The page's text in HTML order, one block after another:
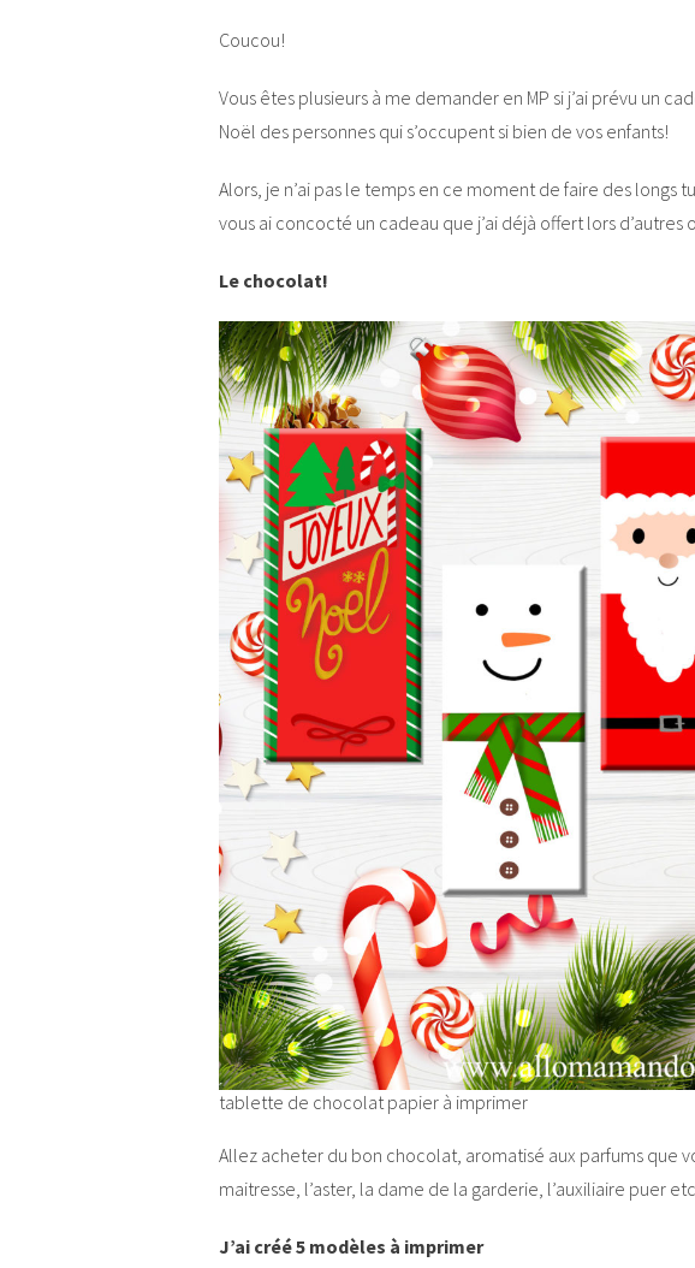
Coucou!
Vous êtes plusieurs à me demander en MP si j’ai prévu un
Noël des personnes qui s’occupent si bien de vos enfants!
Alors, je n’ai pas le temps en ce moment de faire des longs
vous ai concocté un cadeau que j’ai déjà offert lors d’autres
Le chocolat!
tablette de chocolat papier à imprimer
Allez acheter du bon chocolat, aromatisé aux parfums que
maitresse, l’aster, la dame de la garderie, l’auxiliaire puer
J’ai créé 5 modèles à imprimer